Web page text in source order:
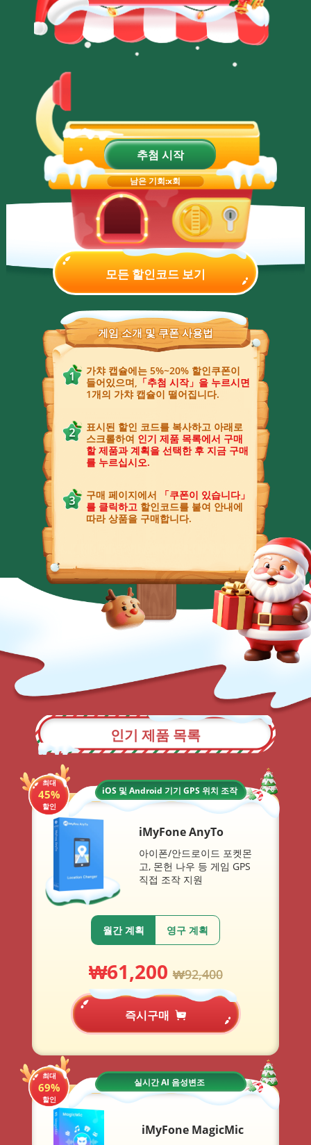
추첨 시작
남은 기회:x회
모든 할인코드 보기
게임 소개 및 쿠폰 사용법
가챠 캡슐에는 5%~20% 할인쿠폰이
들어있으며, 「추첨 시작」을 누르시면
1개의 가챠 캡슐이 떨어집니다.
표시된 할인 코드를 복사하고 아래로
스크롤하여 인기 제품 목록에서 구매
할 제품과 계획을 선택한 후 지금 구매
를 누르십시오.
구매 페이지에서
「쿠폰이 있습니다」
를 클릭하고할인코드를 붙여 안내에
따라 상품을 구매합니다.
인기 제품 목록
최대
45%
할인
iOS 및 Android 기기 GPS 위치 조작
iMyFone AnyTo
아이폰/안드로이드 포켓몬
고, 몬헌 나우 등 게임 GPS
직접 조작 지원
월간 계획 영구 계획
₩61,200 ₩92,400
즉시구매
최대
69%
할인
실시간 AI 음성변조
iMyFone MagicMic